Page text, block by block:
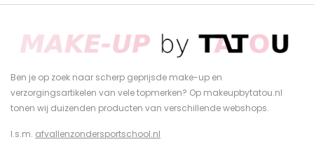
Ben je op zoek naar scherp geprijsde make-up en
verzorgingsartikelen van vele topmerken? Op makeupbytatou.nl
tonen wij duizenden producten van verschillende webshops.
I.s.m. afvallenzondersportschool.nl